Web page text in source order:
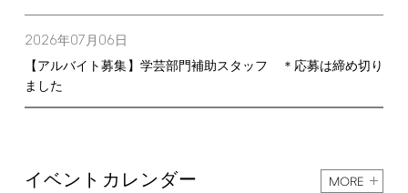
2026年07月 06日
【アルバイト募集】学芸部門補助スタッフ ＊応募は締め切り
ました
イベントカレンダー MORE